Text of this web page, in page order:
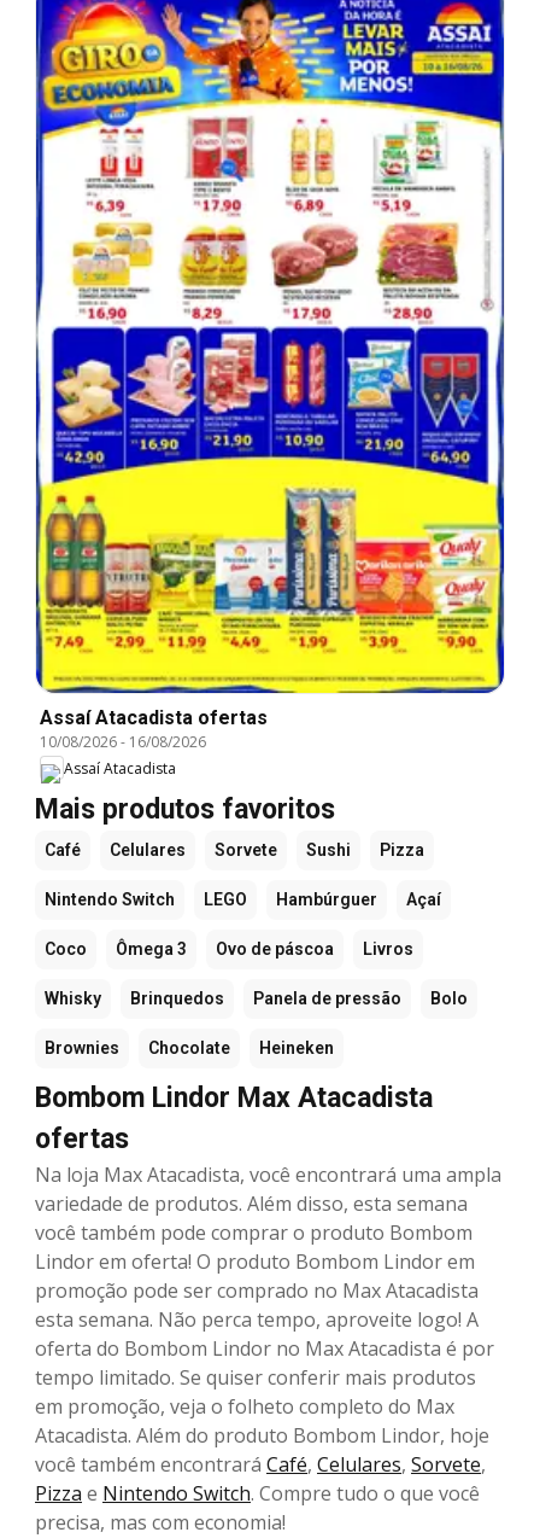
Assaí Atacadista ofertas
10/08/2026- 16/08/2026
Assaí Atacadista
Mais produtos favoritos
Café Celulares Sorvete Sushi Pizza
Nintendo Switch LEGO Hambúrguer Açaí
Coco Ômega 3 Ovo de páscoa Livros
Whisky Brinquedos Panela de pressão Bolo
Brownies Chocolate Heineken
Bombom Lindor Max Atacadista
ofertas
Na loja Max Atacadista, você encontrará uma ampla
variedade de produtos. Além disso, esta semana
você também pode comprar o produto Bombom
Lindor em oferta! O produto Bombom Lindor em
promoção pode ser comprado no Max Atacadista
esta semana. Não perca tempo, aproveite logo! A
oferta do Bombom Lindor no Max Atacadista é por
tempo limitado. Se quiser conferir mais produtos
em promoção, veja o folheto completo do Max
Atacadista. Além do produto Bombom Lindor, hoje
você também encontrará Café, Celulares, Sorvete,
Pizza e Nintendo Switch. Compre tudo o que você
precisa, mas com economia!